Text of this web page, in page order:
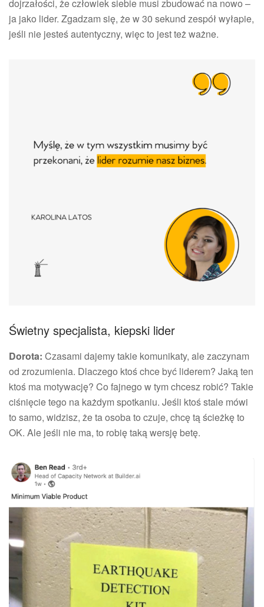
dojrzałości, że człowiek siebie musi zbudować na nowo –
ja jako lider. Zgadzam się, że w 30 sekund zespół wyłapie,
jeśli nie jesteś autentyczny, więc to jest też ważne.
Świetny specjalista, kiepski lider
Dorota: Czasami dajemy takie komunikaty, ale zaczynam
od zrozumienia. Dlaczego ktoś chce być liderem? Jaką ten
ktoś ma motywację? Co fajnego w tym chcesz robić? Takie
ciśnięcie tego na każdym spotkaniu. Jeśli ktoś stale mówi
to samo, widzisz, że ta osoba to czuje, chcę tą ścieżkę to
OK. Ale jeśli nie ma, to robię taką wersję betę.